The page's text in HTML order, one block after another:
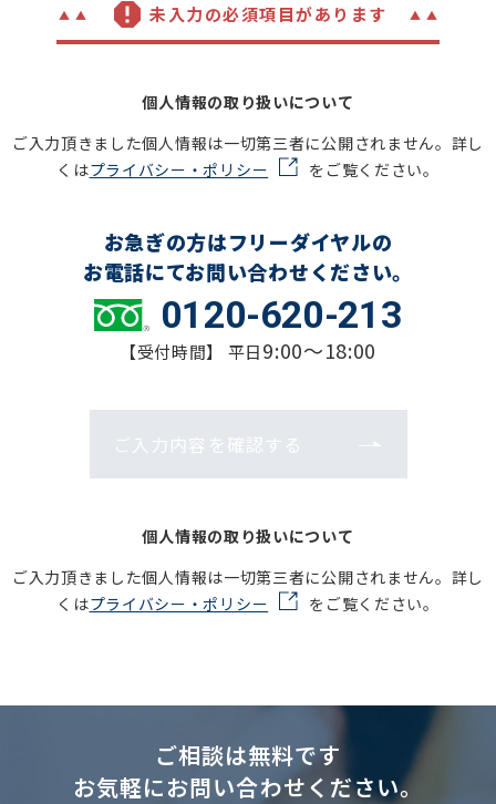
未入力の必須項目があります
個人情報の取り扱いについて
ご入力頂きました個人情報は一切第三者に公開されません。詳し
くはプライバシー・ポリシー をご覧ください。
お急ぎの方はフリーダイヤルの
お電話にてお問い合わせください。
0120-620-213
【受付時間】 平日9:00～18:00
ご入力内容を確認する
個人情報の取り扱いについて
ご入力頂きました個人情報は一切第三者に公開されません。詳し
くはプライバシー・ポリシー をご覧ください。
ご相談は無料です
お気軽にお問い合わせください。